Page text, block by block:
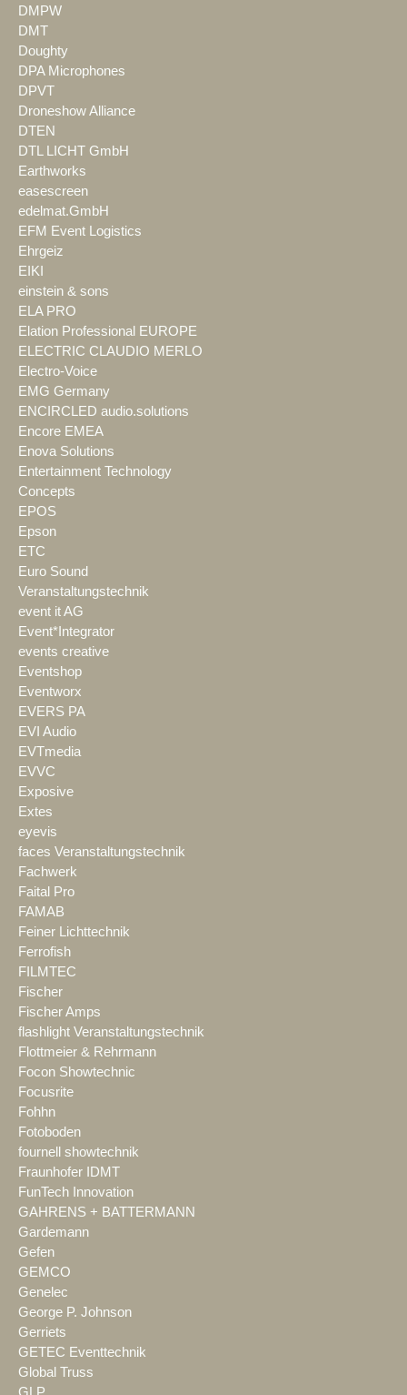
DMPW
DMT
Doughty
DPA Microphones
DPVT
Droneshow Alliance
DTEN
DTL LICHT GmbH
Earthworks
easescreen
edelmat.GmbH
EFM Event Logistics
Ehrgeiz
EIKI
einstein & sons
ELA PRO
Elation Professional EUROPE
ELECTRIC CLAUDIO MERLO
Electro-Voice
EMG Germany
ENCIRCLED audio.solutions
Encore EMEA
Enova Solutions
Entertainment Technology
Concepts
EPOS
Epson
ETC
Euro Sound
Veranstaltungstechnik
event it AG
Event*Integrator
events creative
Eventshop
Eventworx
EVERS PA
EVI Audio
EVTmedia
EVVC
Exposive
Extes
eyevis
faces Veranstaltungstechnik
Fachwerk
Faital Pro
FAMAB
Feiner Lichttechnik
Ferrofish
FILMTEC
Fischer
Fischer Amps
flashlight Veranstaltungstechnik
Flottmeier & Rehrmann
Focon Showtechnic
Focusrite
Fohhn
Fotoboden
fournell showtechnik
Fraunhofer IDMT
FunTech Innovation
GAHRENS + BATTERMANN
Gardemann
Gefen
GEMCO
Genelec
George P. Johnson
Gerriets
GETEC Eventtechnik
Global Truss